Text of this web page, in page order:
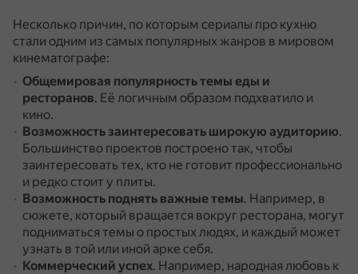
Несколько причин, по которым сериалы про кухню
стали одним из самых популярных жанров в мировом
кинематографе:
Общемировая популярность темы еды и
ресторанов. Её логичным образом подхватило и
кино.
Возможность заинтересовать широкую аудиторию.
Большинство проектов построено так, чтобы
заинтересовать тех, кто не готовит профессионально
и редко стоит у плиты.
Возможность поднять важные темы. Например, в
сюжете, который вращается вокруг ресторана, могут
подниматься темы о простых людях, и каждый может
узнать в той или иной арке себя.
Коммерческий успех. Например, народная любовь к